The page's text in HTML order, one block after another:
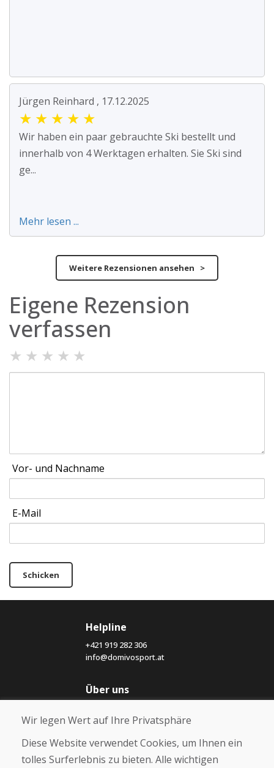
Jürgen Reinhard , 17.12.2025
★ ★ ★ ★ ★
Wir haben ein paar gebrauchte Ski bestellt und
innerhalb von 4 Werktagen erhalten. Sie Ski sind
ge...
Mehr lesen ...
Weitere Rezensionen ansehen >
Eigene Rezension
verfassen
★ ★ ★ ★ ★
Vor- und Nachname
E-Mail
Schicken
Helpline
+421 919 282 306
info@domivosport.at
Über uns
Über uns
Kontakt
Wir legen Wert auf Ihre Privatsphäre
Diese Website verwendet Cookies, um Ihnen ein
tolles Surferlebnis zu bieten. Alle wichtigen